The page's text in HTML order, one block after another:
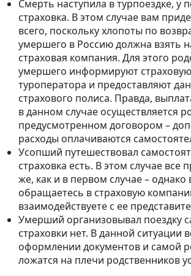
Смерть наступила в турпоездке, у
страховка. В этом случае вам
всего, поскольку хлопоты по
умершего в Россию должна взять
страховая компания. Для этого
умершего информируют
туроператора и предоставляют
страхового полиса. Правда,
в данном случае осуществляется
предусмотренном договором –
расходы оплачиваются
Усопший путешествовал
страховка есть. В этом случае все
же, как и в первом случае –
обращаетесь в страховую
взаимодействуете с ее
Умерший организовывал поездку
страховки нет. В данной ситуации
оформлении документов и самой
ложатся на плечи родственников